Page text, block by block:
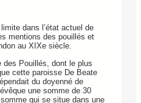
dans l’état actuel de
mentions des pouillés et
au XIXe siècle.
des Pouillés, dont le plus
cette paroisse De Beate
du doyenné de
une somme de 30
qui se situe dans une